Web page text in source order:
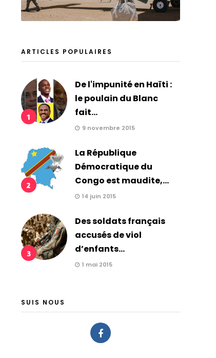
ARTICLES POPULAIRES
1
De l'impunité en Haïti :
le poulain du Blanc
fait...
9 novembre 2015
2
La République
Démocratique du
Congo est maudite,...
14 juin 2015
3
Des soldats français
accusés de viol
d’enfants...
1 mai 2015
SUIS NOUS